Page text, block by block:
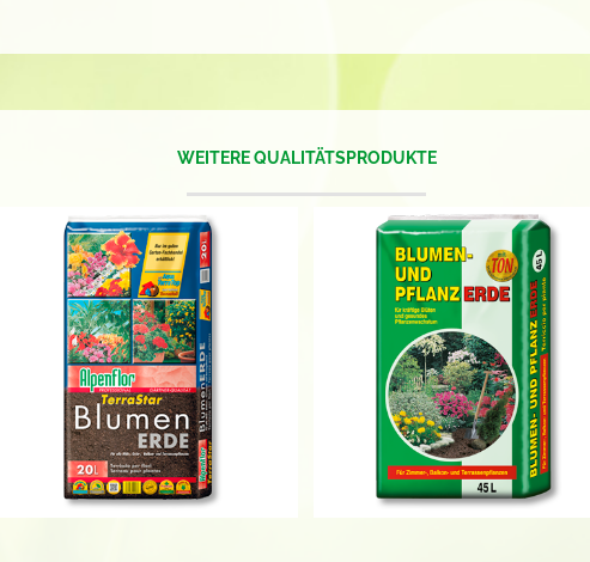
WEITERE QUALITÄTSPRODUKTE